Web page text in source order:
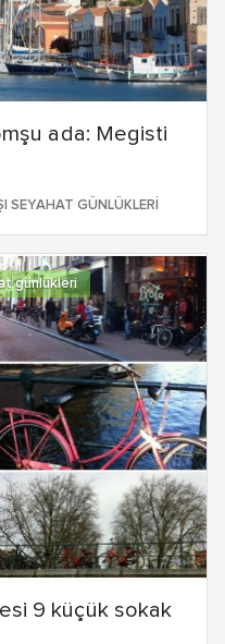
ada: Megisti
SEYAHAT GÜNLÜKLERI
9 küçük sokak
günlükleri